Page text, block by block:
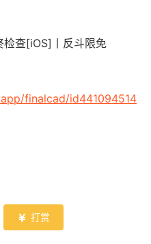
finalcad/id441094514
 打赏